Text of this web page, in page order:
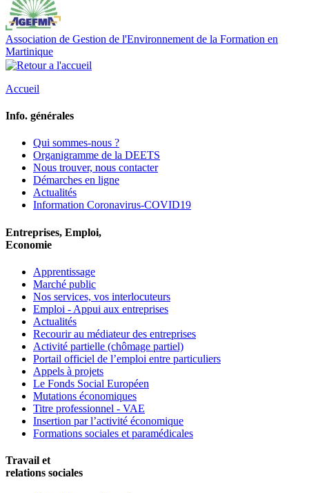
Association de Gestion de l'Environnement de la Formation en
Martinique
Accueil
Info. générales
Qui sommes-nous ?
Organigramme de la DEETS
Nous trouver, nous contacter
Démarches en ligne
Actualités
Information Coronavirus-COVID19
Entreprises, Emploi,
Economie
Apprentissage
Marché public
Nos services, vos interlocuteurs
Emploi - Appui aux entreprises
Actualités
Recourir au médiateur des entreprises
Activité partielle (chômage partiel)
Portail officiel de l’emploi entre particuliers
Appels à projets
Le Fonds Social Européen
Mutations économiques
Titre professionnel - VAE
Insertion par l’activité économique
Formations sociales et paramédicales
Travail et
relations sociales